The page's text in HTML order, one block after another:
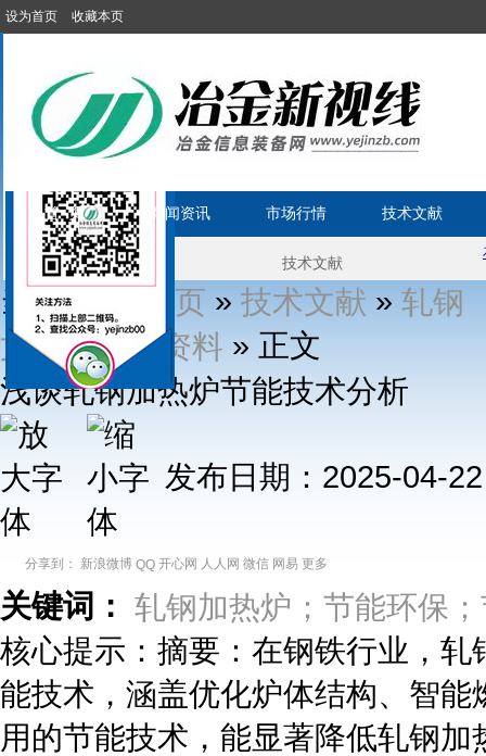
设为首页 收藏本页
首 页 新闻资讯 市场行情 技术文献
当前位置: 首页 » 技术文献 » 轧钢
文献 »综合资料 » 正文
浅谈轧钢加热炉节能技术分析
发布日期：2025-04-
分享到： 新浪微博 QQ 开心网 人人网 微信 网易 更多
关键词： 轧钢加热炉；节能环保
核心提示：摘要：在钢铁行业，
能技术，涵盖优化炉体结构、智
用的节能技术，能显著降低轧钢